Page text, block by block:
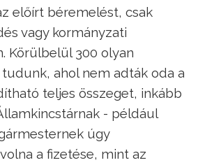
előírt béremelést, csak
vagy kormányzati
Körülbelül 300 olyan
ahol nem adták oda a
teljes összeget, inkább
- például
úgy
a fizetése, mint az